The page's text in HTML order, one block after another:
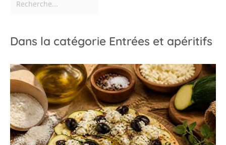
Dans la catégorie Entrées et apéritifs